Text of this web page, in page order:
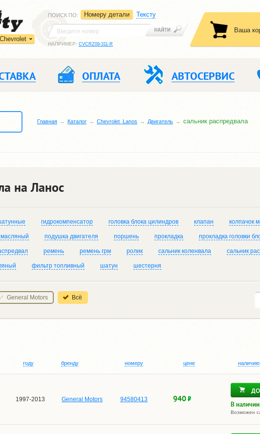
Chevrolet
ПОИСК ПО: Номеру детали Тексту
НАПРИМЕР: CVCRZ09-311-R
Ваша
ОПЛАТА АВТОСЕРВИС
Главная Каталог Chevrolet_Lanos Двигатель сальник распредвала
на Ланос
гидрокомпенсатор головка блока цилиндров клапан колпачок
масляный подушка двигателя поршень прокладка прокладка головки
ремень ремень грм ролик сальник коленвала сальник
фильтр топливный шатун шестерня
General Motors Всё
году бренду номеру цене наличию
1997-2013 General Motors 94580413 940
В
Возможен